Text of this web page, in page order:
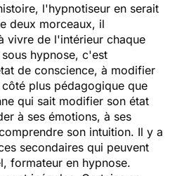
l'hypnotiseur en serait
deux morceaux, il
vivre de l'intérieur chaque
sous hypnose, c'est
de conscience, à modifier
plus pédagogique que
qui sait modifier son état
à ses émotions, à ses
son intuition. Il y a
secondaires qui peuvent
formateur en hypnose.